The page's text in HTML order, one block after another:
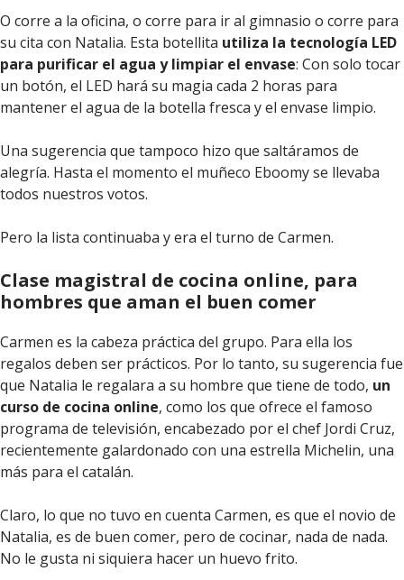
O corre a la oficina, o corre para ir al gimnasio o corre para
su cita con Natalia. Esta botellita utiliza la tecnología LED
para purificar el agua y limpiar el envase: Con solo tocar
un botón, el LED hará su magia cada 2 horas para
mantener el agua de la botella fresca y el envase limpio.
Una sugerencia que tampoco hizo que saltáramos de
alegría. Hasta el momento el muñeco Eboomy se llevaba
todos nuestros votos.
Pero la lista continuaba y era el turno de Carmen.
Clase magistral de cocina online, para
hombres que aman el buen comer
Carmen es la cabeza práctica del grupo. Para ella los
regalos deben ser prácticos. Por lo tanto, su sugerencia fue
que Natalia le regalara a su hombre que tiene de todo, un
curso de cocina online, como los que ofrece el famoso
programa de televisión, encabezado por el chef Jordi Cruz,
recientemente galardonado con una estrella Michelin, una
más para el catalán.
Claro, lo que no tuvo en cuenta Carmen, es que el novio de
Natalia, es de buen comer, pero de cocinar, nada de nada.
No le gusta ni siquiera hacer un huevo frito.